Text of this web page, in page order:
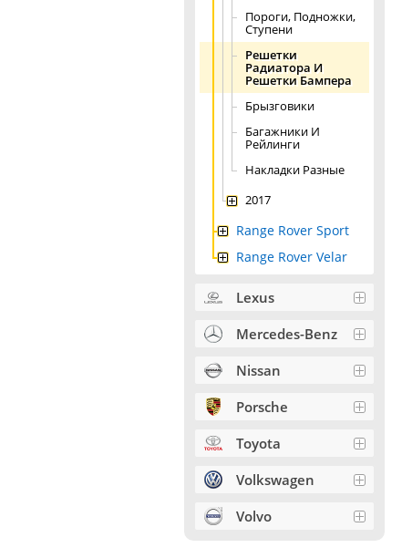
Пороги, Подножки,
Ступени
Решетки
Радиатора И
Решетки Бампера
Брызговики
Багажники И
Рейлинги
Накладки Разные
2017
Range Rover Sport
Range Rover Velar
Lexus
Mercedes-Benz
Nissan
Porsche
Toyota
Volkswagen
Volvo